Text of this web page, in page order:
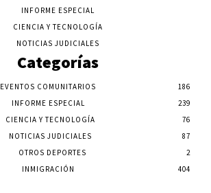
INFORME ESPECIAL
CIENCIA Y TECNOLOGÍA
NOTICIAS JUDICIALES
Categorías
EVENTOS COMUNITARIOS
186
INFORME ESPECIAL
239
CIENCIA Y TECNOLOGÍA
76
NOTICIAS JUDICIALES
87
OTROS DEPORTES
2
INMIGRACIÓN
404